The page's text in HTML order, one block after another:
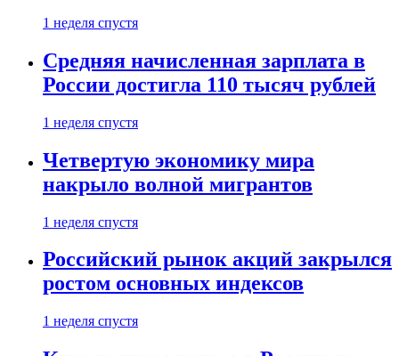
1 неделя спустя
Средняя начисленная зарплата в
России достигла 110 тысяч рублей
1 неделя спустя
Четвертую экономику мира
накрыло волной мигрантов
1 неделя спустя
Российский рынок акций закрылся
ростом основных индексов
1 неделя спустя